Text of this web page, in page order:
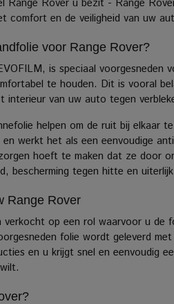
Range Rover u bezit - Range
comfort en de veiligheid van uw
voor Range Rover?
is speciaal voorgesneden
te houden. Dit is vooral
interieur van uw auto tegen
helpen om de ruit bij elkaar
werkt het als een eenvoudige
hoeft te maken dat ze door
bescherming tegen hitte en
Range Rover
verkocht op een rol waarvoor u
folie wordt geleverd
en u krijgt snel en eenvoudig